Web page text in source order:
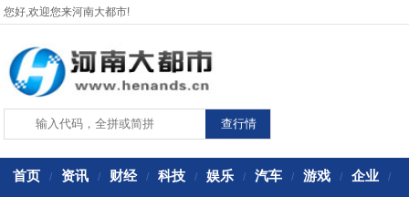
您好,欢迎您来河南大都市!
首页 / 资讯 / 财经 / 科技 / 娱乐 / 汽车 / 游戏 / 企业 /